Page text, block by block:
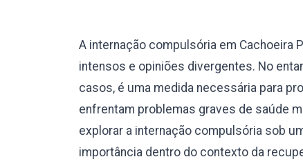
A internação compulsória em
intensos e opiniões divergentes. No
casos, é uma medida necessária para
enfrentam problemas graves de saúde
explorar a internação compulsória sob
importância dentro do contexto da